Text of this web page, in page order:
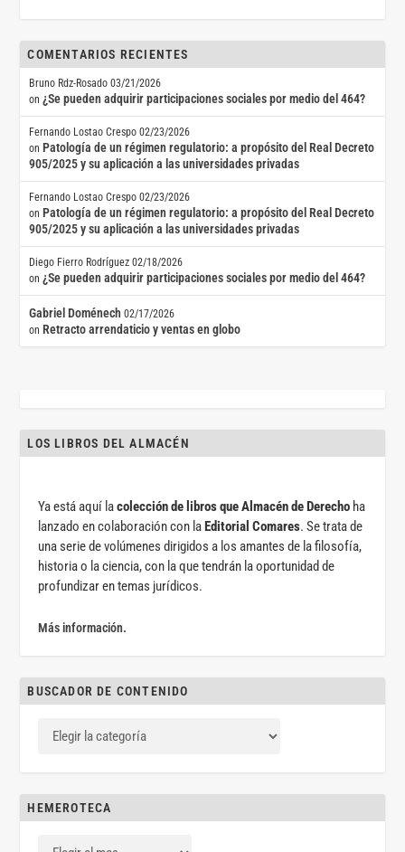
COMENTARIOS RECIENTES
Bruno Rdz-Rosado 03/21/2026
on¿Se pueden adquirir participaciones sociales por medio del 464?
Fernando Lostao Crespo 02/23/2026
on Patología de un régimen regulatorio: a propósito del Real Decreto
905/2025 y su aplicación a las universidades privadas
Fernando Lostao Crespo 02/23/2026
on Patología de un régimen regulatorio: a propósito del Real Decreto
905/2025 y su aplicación a las universidades privadas
Diego Fierro Rodríguez 02/18/2026
on¿Se pueden adquirir participaciones sociales por medio del 464?
Gabriel Doménech 02/17/2026
on Retracto arrendaticio y ventas en globo
LOS LIBROS DEL ALMACÉN
Ya está aquí lacolección de libros que Almacén de Derecho ha
lanzado en colaboración con laEditorial Comares. Se trata de
una serie de volúmenes dirigidos a los amantes de la filosofía,
historia o la ciencia, con la que tendrán la oportunidad de
profundizar en temas jurídicos.
Más información.
BUSCADOR DE CONTENIDO
HEMEROTECA